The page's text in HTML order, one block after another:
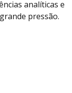
analíticas e
pressão.